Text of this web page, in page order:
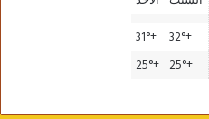
+
32°
+
31°
+
25°
+
25°